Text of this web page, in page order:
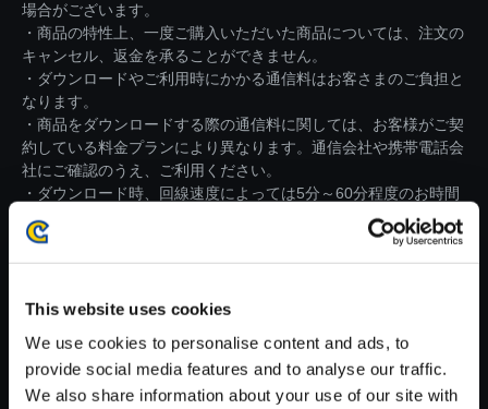
This website uses cookies
We use cookies to personalise content and ads, to
provide social media features and to analyse our traffic.
We also share information about your use of our site with
場合がございます。
・商品の特性上、一度ご購入いただいた商品については、注文の
キャンセル、返金を承ることができません。
・ダウンロードやご利用時にかかる通信料はお客さまのご負担と
なります。
・商品をダウンロードする際の通信料に関しては、お客様がご契
約している料金プランにより異なります。通信会社や携帯電話会
社にご確認のうえ、ご利用ください。
・ダウンロード時、回線速度によっては5分～60分程度のお時間
がかかる場合がございます。
※ご購入いただいたファイルのダウンロードの際には、通信環境
が安定しているWifi環境でお試しください。